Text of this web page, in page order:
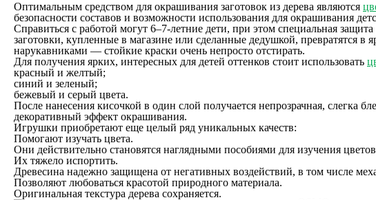
Оптимальным средством для окрашивания заготовок из дерева являются
безопасности составов и возможности использования для окрашивания
Справиться с работой могут 6–7-летние дети, при этом специальная
заготовки, купленные в магазине или сделанные дедушкой, превратятся
нарукавниками — стойкие краски очень непросто отстирать.
Для получения ярких, интересных для детей оттенков стоит использовать
красный и желтый;
синий и зеленый;
бежевый и серый цвета.
После нанесения кисочкой в один слой получается непрозрачная, слегка
декоративный эффект окрашивания.
Игрушки приобретают еще целый ряд уникальных качеств:
Помогают изучать цвета.
Они действительно становятся наглядными пособиями для изучения
Их тяжело испортить.
Древесина надежно защищена от негативных воздействий, в том числе
Позволяют любоваться красотой природного материала.
Оригинальная текстура дерева сохраняется.